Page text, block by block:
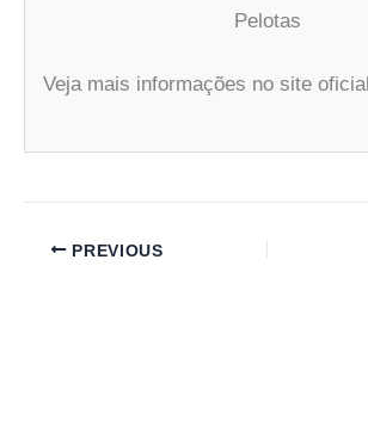
Pelotas
Veja mais informações no site oficial
PREVIOUS